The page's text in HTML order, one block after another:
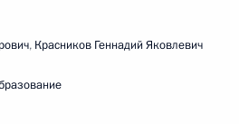
, Красников Геннадий Яковлевич